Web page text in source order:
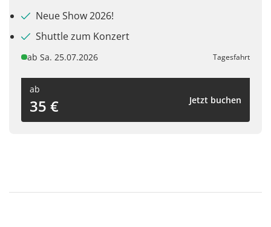
Neue Show 2026!
Shuttle zum Konzert
ab Sa. 25.07.2026 Tagesfahrt
ab
35 € Jetzt buchen